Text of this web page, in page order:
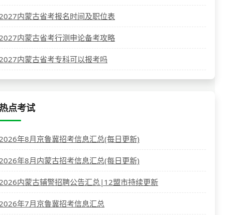
内蒙古省考报名时间及职位表
内蒙古省考行测申论备考攻略
内蒙古省考专科可以报考吗
点考试
年8月京鲁冀招考信息汇总(每日更新)
年8月内蒙古招考信息汇总(每日更新)
内蒙古辅警招聘公告汇总|12盟市持续更新
年7月京鲁冀招考信息汇总